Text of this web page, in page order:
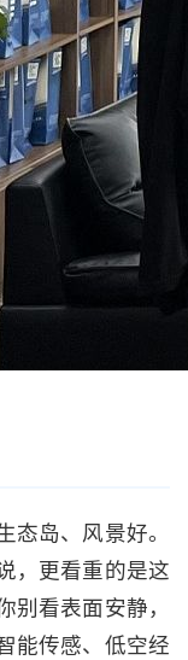
岛、风景好。
，更看重的是这
看表面安静，
能传感、低空经